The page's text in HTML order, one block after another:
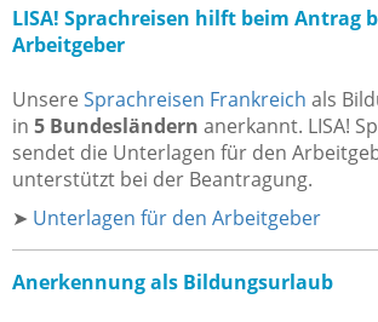
LISA! Sprachreisen hilft beim Antrag
Arbeitgeber
Unsere Sprachreisen Frankreich als
in 5 Bundesländern anerkannt. LISA!
sendet die Unterlagen für den
unterstützt bei der Beantragung.
➤ Unterlagen für den Arbeitgeber
Anerkennung als Bildungsurlaub